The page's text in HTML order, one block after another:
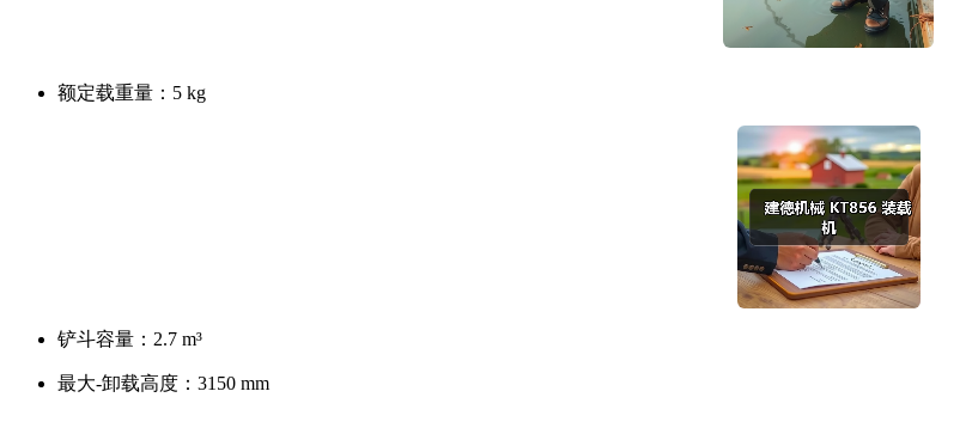
额定载重量： 5 kg
铲斗容量： 2.7 m³
最大-卸载高度： 3150 mm